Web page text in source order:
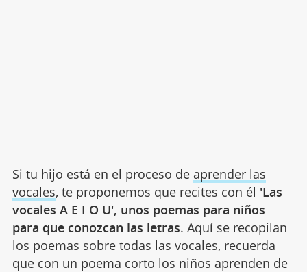
Si tu hijo está en el proceso de aprender las
vocales, te proponemos que recites con él 'Las
vocales A E I O U', unos poemas para niños
para que conozcan las letras. Aquí se recopilan
los poemas sobre todas las vocales, recuerda
que con un poema corto los niños aprenden de